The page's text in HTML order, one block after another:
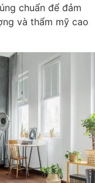
chuẩn để đảm
và thẩm mỹ cao